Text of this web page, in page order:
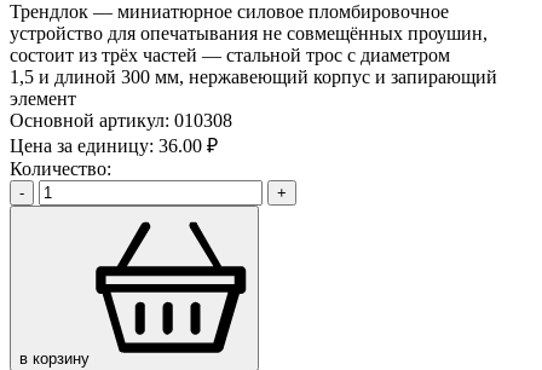
Трендлок — миниатюрное силовое пломбировочное
устройство для опечатывания не совмещённых проушин,
состоит из трёх частей — стальной трос с диаметром
1,5 и длиной 300 мм, нержавеющий корпус и запирающий
элемент
Основной артикул: 010308
Цена за единицу: 36.00 ₽
Количество:
- +
в корзину